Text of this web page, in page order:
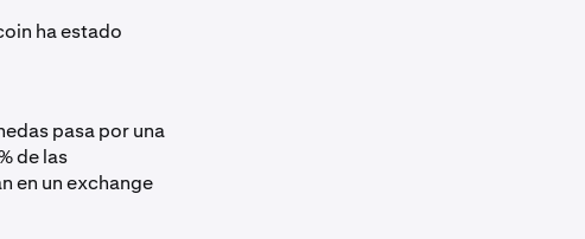
ha estado
pasa por una
de las
en un exchange